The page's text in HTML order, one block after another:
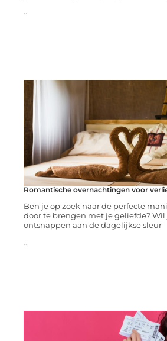
...
Romantische overnachtingen voor
Ben je op zoek naar de perfecte
door te brengen met je geliefde? Wil
ontsnappen aan de dagelijkse sleur
...